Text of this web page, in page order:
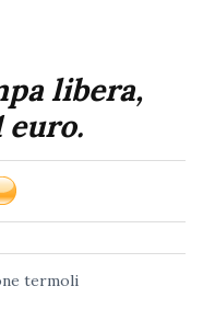
libera,
euro.
termoli